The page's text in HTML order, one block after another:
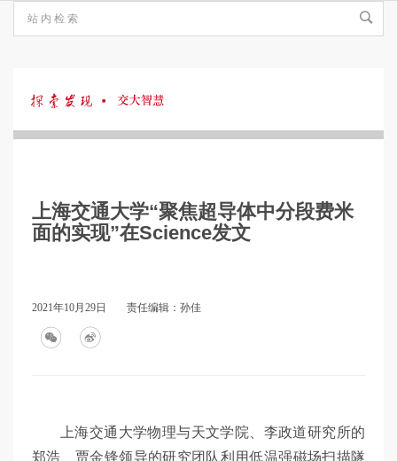
探
发
上海交通大学“聚焦超导体中分段费米
面的实现”在Science发文
2021年10月29日 责任编辑：孙佳
上海交通大学物理与天文学院、李政道研究所的
郑浩、贾金锋领导的研究团队利用低温强磁场扫描隧